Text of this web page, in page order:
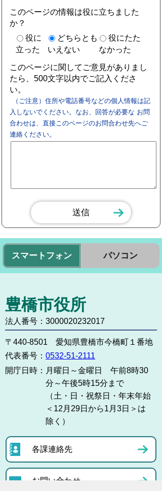
このページの情報は役に立ちました
か？
役に
立った
どちらとも
いえない
役にたた
なかった
このページに関してご意見がありまし
たら、500文字以内でご記入くださ
い。
（ご注意）住所や電話番号などの個人情報は記
入しないでください。なお、回答が必要な お問
合わせは、直接このページのお問合わせ先へご
連絡ください。
スマートフォン パソコン
豊橋市役所
法人番号：3000020232017
〒440-8501 愛知県豊橋市今橋町１番地
代表番号： 0532-51-2111
開庁日時： 月曜日～金曜日 午前8時30
分～午後5時15分まで
（土・日・祝祭日・年末年始
＜12月29日から1月3日＞は
除く）
各課連絡先
お問い合わせ